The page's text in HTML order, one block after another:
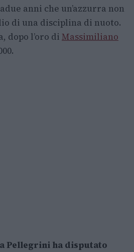
anni che un’azzurra non
di una disciplina di nuoto.
dopo l’oro di Massimiliano
Pellegrini ha disputato